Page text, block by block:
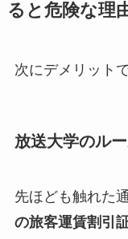
ると危険な理
次にデメリットで
放送大学のル
先ほども触れた
の旅客運賃割引